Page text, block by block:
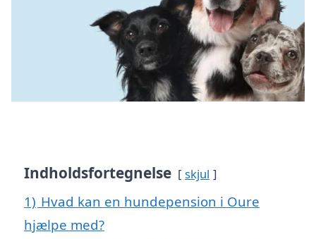
Indholdsfortegnelse skjul
1) Hvad kan en hundepension i Oure
hjælpe med?